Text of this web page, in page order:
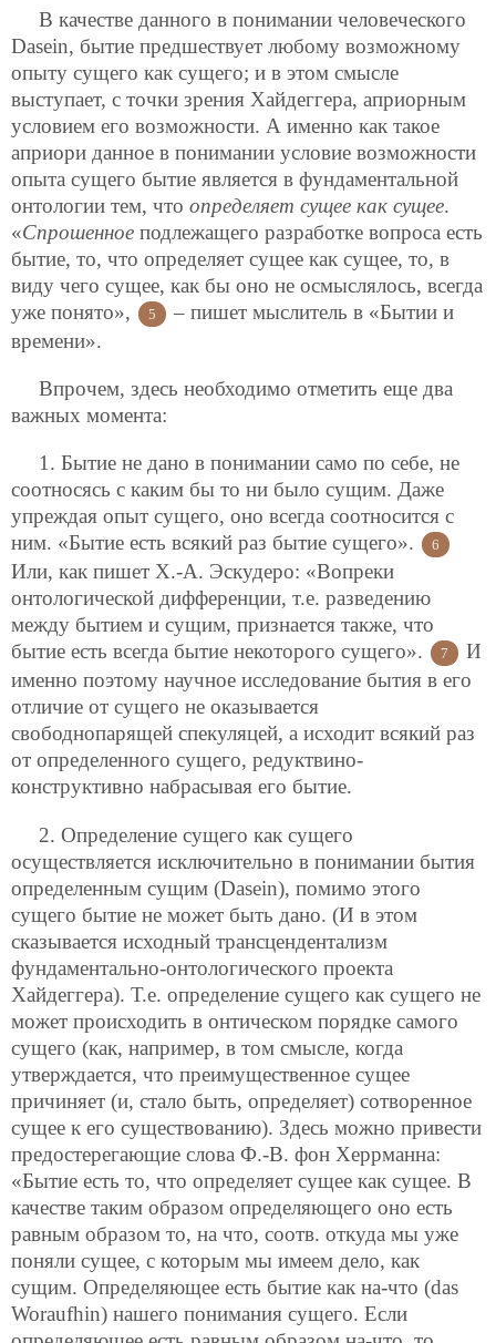
В качестве данного в понимании человеческого
Dasein, бытие предшествует любому возможному
опыту сущего как сущего; и в этом смысле
выступает, с точки зрения Хайдеггера, априорным
условием его возможности. А именно как такое
априори данное в понимании условие возможности
опыта сущего бытие является в фундаментальной
онтологии тем, что определяет сущее как сущее.
«Спрошенное подлежащего разработке вопроса есть
бытие, то, что определяет сущее как сущее, то, в
виду чего сущее, как бы оно не осмыслялось, всегда
уже понято»,
5
– пишет мыслитель в «Бытии и
времени».
Впрочем, здесь необходимо отметить еще два
важных момента:
1. Бытие не дано в понимании само по себе, не
соотносясь с каким бы то ни было сущим. Даже
упреждая опыт сущего, оно всегда соотносится с
ним. «Бытие есть всякий раз бытие сущего».
6
Или, как пишет Х.-А. Эскудеро: «Вопреки
онтологической дифференции, т.е. разведению
между бытием и сущим, признается также, что
бытие есть всегда бытие некоторого сущего».
7
И
именно поэтому научное исследование бытия в его
отличие от сущего не оказывается
свободнопарящей спекуляцей, а исходит всякий раз
от определенного сущего, редуктвино-
конструктивно набрасывая его бытие.
2. Определение сущего как сущего
осуществляется исключительно в понимании бытия
определенным сущим (Dasein), помимо этого
сущего бытие не может быть дано. (И в этом
сказывается исходный трансцендентализм
фундаментально-онтологического проекта
Хайдеггера). Т.е. определение сущего как сущего не
может происходить в онтическом порядке самого
сущего (как, например, в том смысле, когда
утверждается, что преимущественное сущее
причиняет (и, стало быть, определяет) сотворенное
сущее к его существованию). Здесь можно привести
предостерегающие слова Ф.-В. фон Херрманна:
«Бытие есть то, что определяет сущее как сущее. В
качестве таким образом определяющего оно есть
равным образом то, на что, соотв. откуда мы уже
поняли сущее, с которым мы имеем дело, как
сущим. Определяющее есть бытие как на-что (das
Woraufhin) нашего понимания сущего. Если